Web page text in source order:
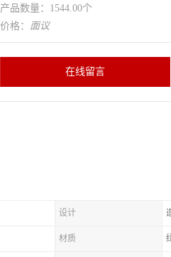
产品数量：1544.00个
价格： 面议
在线留言
设计
材质